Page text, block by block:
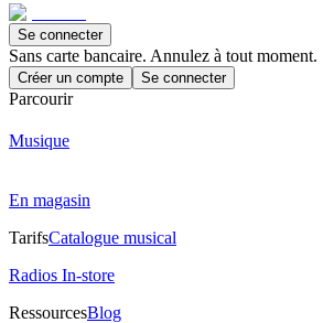
Se connecter
Sans carte bancaire. Annulez à tout moment.
Créer un compte Se connecter
Parcourir
Musique
En magasin
TarifsCatalogue musical
Radios In-store
RessourcesBlog